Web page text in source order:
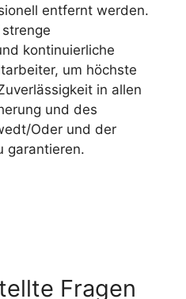
entfernt werden.
kontinuierliche
um höchste
in allen
und des
Oder und der
garantieren.
Fragen